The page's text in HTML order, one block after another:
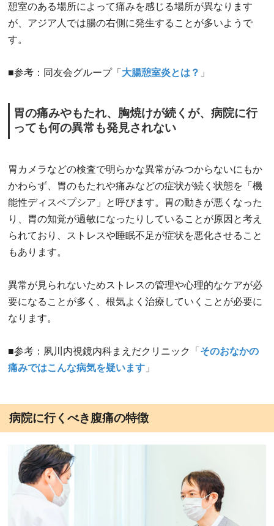
憩室のある場所によって痛みを感じる場所が異なります
が、アジア人では腸の右側に発生することが多いようで
す。
■参考：同友会グループ「 大腸憩室炎とは？ 」
胃の痛みやもたれ、胸焼けが続くが、病院に行
っても何の異常も発見されない
胃カメラなどの検査で明らかな異常がみつからないにもか
かわらず、胃のもたれや痛みなどの症状が続く状態を「機
能性ディスペプシア」と呼びます。胃の動きが悪くなった
り、胃の知覚が過敏になったりしていることが原因と考え
られており、ストレスや睡眠不足が症状を悪化させること
もあります。
異常が見られないためストレスの管理や心理的なケアが必
要になることが多く、根気よく治療していくことが必要に
なります。
■参考：夙川内視鏡内科まえだクリニック「 そのおなかの
痛みではこんな病気を疑います 」
病院に行くべき腹痛の特徴